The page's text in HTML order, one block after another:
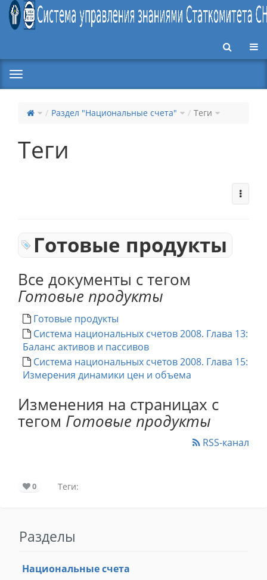
Раздел "Национальные счета" Теги
Теги
Готовые продукты
Все документы с тегом
Готовые продукты
Готовые продукты
Система национальных счетов 2008. Глава 13:
Баланс активов и пассивов
Система национальных счетов 2008. Глава 15:
Измерения динамики цен и объема
Изменения на страницах с
тегом Готовые продукты
RSS-канал
0 Теги:
Разделы
Национальные счета